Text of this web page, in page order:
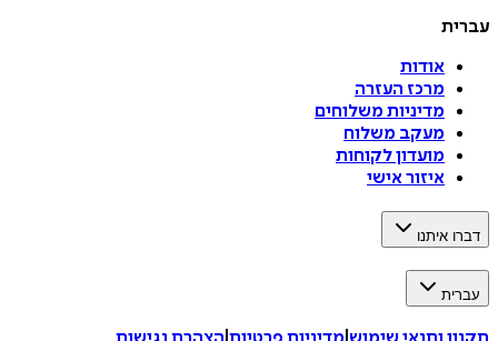
עברית
אודות
מרכז העזרה
מדיניות משלוחים
מעקב משלוח
מועדון לקוחות
איזור אישי
דברו איתנו
עברית